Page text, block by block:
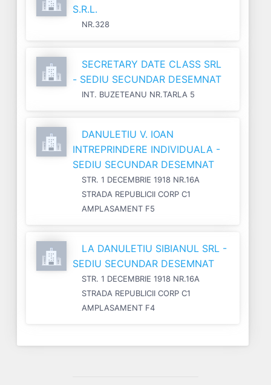
S.R.L.
NR.328
SECRETARY DATE CLASS SRL
- SEDIU SECUNDAR DESEMNAT
INT. BUZETEANU NR.TARLA 5
DANULETIU V. IOAN
INTREPRINDERE INDIVIDUALA -
SEDIU SECUNDAR DESEMNAT
STR. 1 DECEMBRIE 1918 NR.16A
STRADA REPUBLICII CORP C1
AMPLASAMENT F5
LA DANULETIU SIBIANUL SRL -
SEDIU SECUNDAR DESEMNAT
STR. 1 DECEMBRIE 1918 NR.16A
STRADA REPUBLICII CORP C1
AMPLASAMENT F4